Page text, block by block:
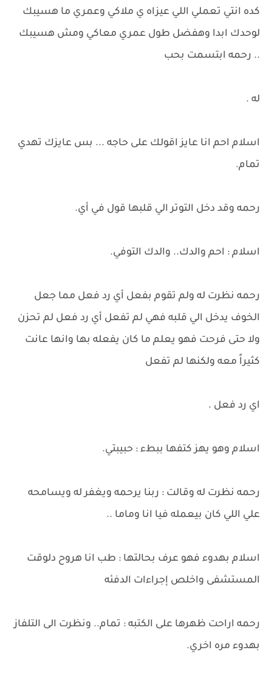
كده انتي تعملي اللي عيزاه ي ملاكي وعمري ما هسيبك
لوحدك ابدا وهفضل طول عمري معاكي ومش هسيبك
.. رحمه ابتسمت بحب
له .
اسلام احم انا عايز اقولك على حاجه ... بس عايزك تهدي
تمام.
رحمه وقد دخل التوتر الي قلبها قول في أي.
اسلام : احم والدك.. والدك التوفي.
رحمه نظرت له ولم تقوم بفعل أي رد فعل مما جعل
الخوف يدخل الي قلبه فهي لم تفعل أي رد فعل لم تحزن
ولا حتى فرحت فهو يعلم ما كان يفعله بها وانها عانت
كثيراً معه ولكنها لم تفعل
اي رد فعل .
اسلام وهو يهز كتفها ببطء : حبيبتي.
رحمه نظرت له وقالت : ربنا يرحمه ويغفر له ويسامحه
علي اللي كان بيعمله فيا انا وماما ..
اسلام بهدوء فهو عرف بحالتها : طب انا هروح دلوقت
المستشفى واخلص إجراءات الدفئه
رحمه اراحت ظهرها على الكتبه : تمام.. ونظرت الى التلفاز
بهدوء مره اخري.